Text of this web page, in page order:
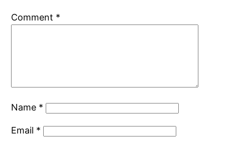
Comment *
Name *
Email *